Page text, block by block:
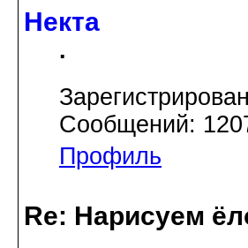
Некта
.
Сообщений:
Профиль
Re: Нарисуем